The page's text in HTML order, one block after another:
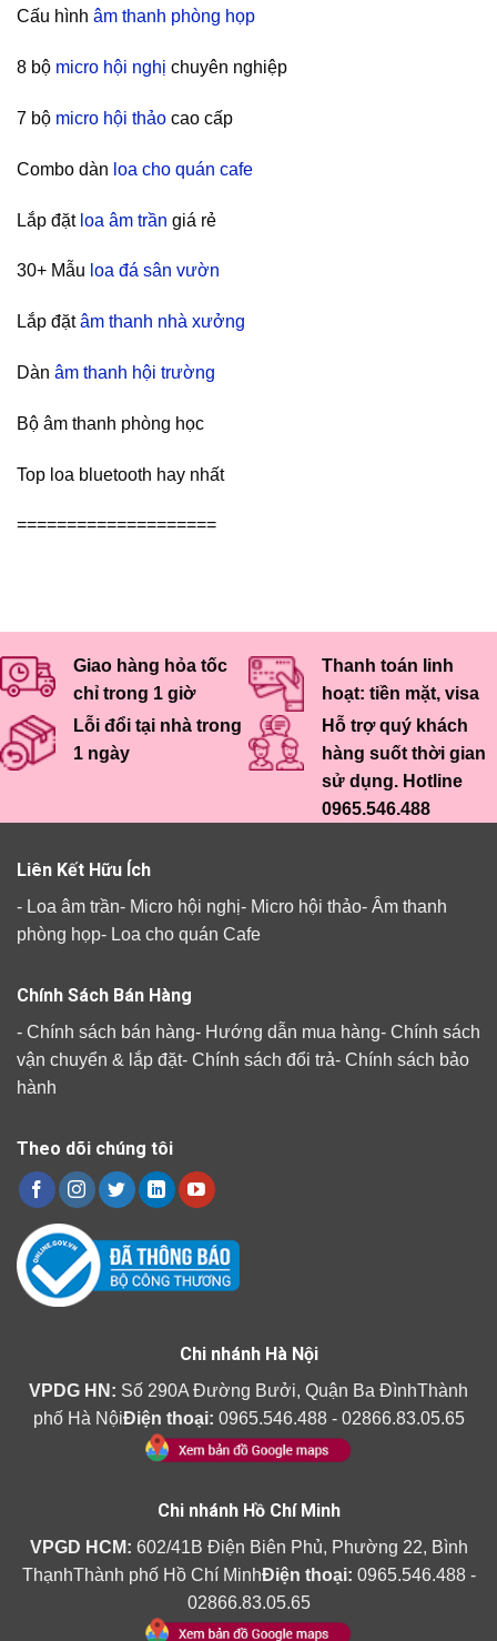
Cấu hình âm thanh phòng họp
8 bộ micro hội nghị chuyên nghiệp
7 bộ micro hội thảo cao cấp
Combo dàn loa cho quán cafe
Lắp đặt loa âm trần giá rẻ
30+ Mẫu loa đá sân vườn
Lắp đặtâm thanh nhà xưởng
Dàn âm thanh hội trường
Bộ âm thanh phòng học
Top loa bluetooth hay nhất
====================
Giao hàng hỏa tốc
chỉ trong 1 giờ
Thanh toán linh
hoạt: tiền mặt, visa
Lỗi đổi tại nhà trong
1 ngày
Hỗ trợ quý khách
hàng suốt thời gian
sử dụng. Hotline
0965.546.488
Liên Kết Hữu Ích
- Loa âm trần- Micro hội nghị- Micro hội thảo- Âm thanh
phòng họp- Loa cho quán Cafe
Chính Sách Bán Hàng
- Chính sách bán hàng- Hướng dẫn mua hàng- Chính sách
vận chuyển & lắp đặt- Chính sách đổi trả- Chính sách bảo
hành
Theo dõi chúng tôi
Chi nhánh Hà Nội
VPDG HN: Số 290A Đường Bưởi, Quận Ba ĐìnhThành
phố Hà NộiĐiện thoại: 0965.546.488 - 02866.83.05.65
Chi nhánh Hồ Chí Minh
VPGD HCM: 602/41B Điện Biên Phủ, Phường 22, Bình
ThạnhThành phố Hồ Chí MinhĐiện thoại: 0965.546.488 -
02866.83.05.65